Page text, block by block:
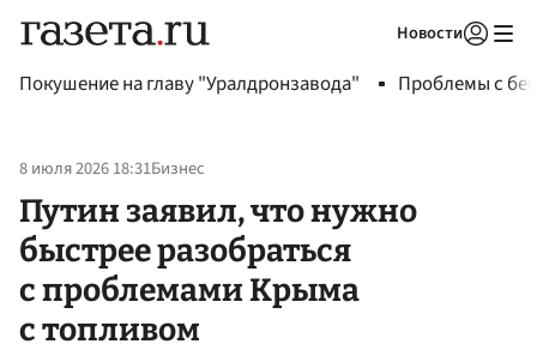
Новости
Покушение на главу "Уралдронзавода" Проблемы с
8 июля 2026 18:31Бизнес
Путин заявил, что нужно
быстрее разобраться
с проблемами Крыма
с топливом